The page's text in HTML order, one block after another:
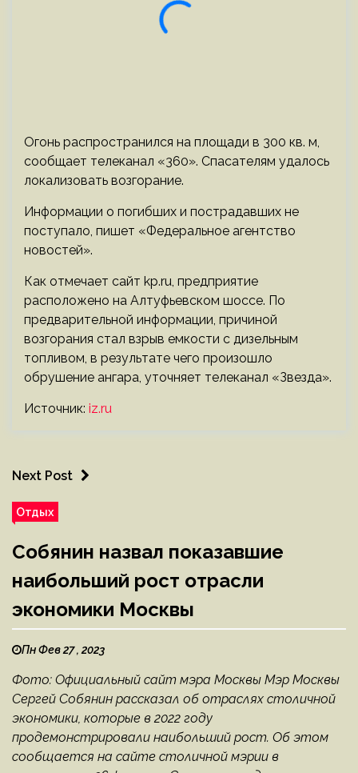
Огонь распространился на площади в 300 кв. м,
сообщает телеканал «360». Спасателям удалось
локализовать возгорание.
Информации о погибших и пострадавших не
поступало, пишет «Федеральное агентство
новостей».
Как отмечает сайт kp.ru, предприятие
расположено на Алтуфьевском шоссе. По
предварительной информации, причиной
возгорания стал взрыв емкости с дизельным
топливом, в результате чего произошло
обрушение ангара, уточняет телеканал «Звезда».
Источник: iz.ru
Next Post
Отдых
Собянин назвал показавшие
наибольший рост отрасли
экономики Москвы
Пн Фев 27 , 2023
Фото: Официальный сайт мэра Москвы Мэр Москвы
Сергей Собянин рассказал об отраслях столичной
экономики, которые в 2022 году
продемонстрировали наибольший рост. Об этом
сообщается на сайте столичной мэрии в